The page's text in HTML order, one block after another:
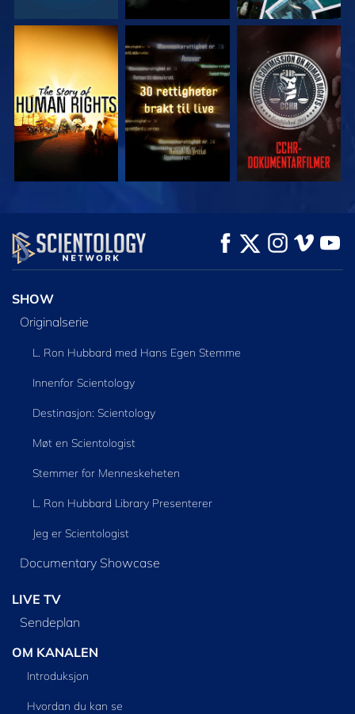
SE SE SE
SE UTFORSK SERIEN
SHOW
Originalserie
L. Ron Hubbard med Hans Egen Stemme
Innenfor Scientology
Destinasjon: Scientology
Møt en Scientologist
Stemmer for Menneskeheten
L. Ron Hubbard Library Presenterer
Jeg er Scientologist
Documentary Showcase
LIVE TV
Sendeplan
OM KANALEN
Introduksjon
Hvordan du kan se